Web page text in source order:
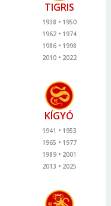
TIGRIS
1938
1950
1962
1974
1986
1998
2010
2022
KÍGYÓ
1941
1953
1965
1977
1989
2001
2013
2025